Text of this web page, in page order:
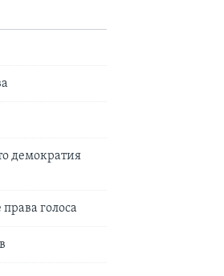
демократия
голоса